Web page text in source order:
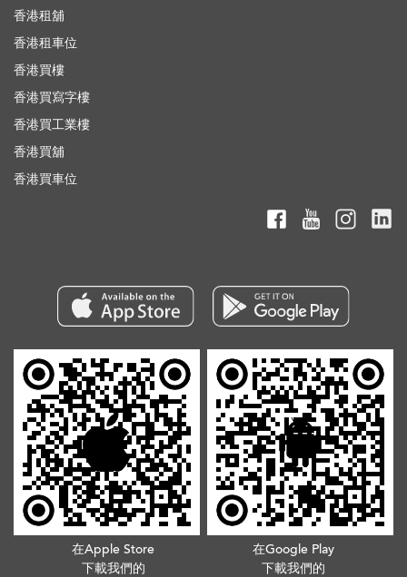
香港租舖
香港租車位
香港買樓
香港買寫字樓
香港買工業樓
香港買舖
香港買車位
在Apple Store
下載我們的
在Google Play
下載我們的